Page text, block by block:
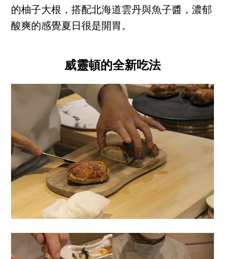
的柚子大根，搭配北海道雲丹與魚子醬，濃郁
酸爽的感覺夏日很是開胃。
威靈頓的全新吃法